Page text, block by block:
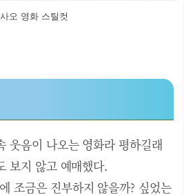
오 영화 스틸컷
웃음이 나오는 영화라 평하길래
보지 않고 예매했다.
조금은 진부하지 않을까? 싶었는